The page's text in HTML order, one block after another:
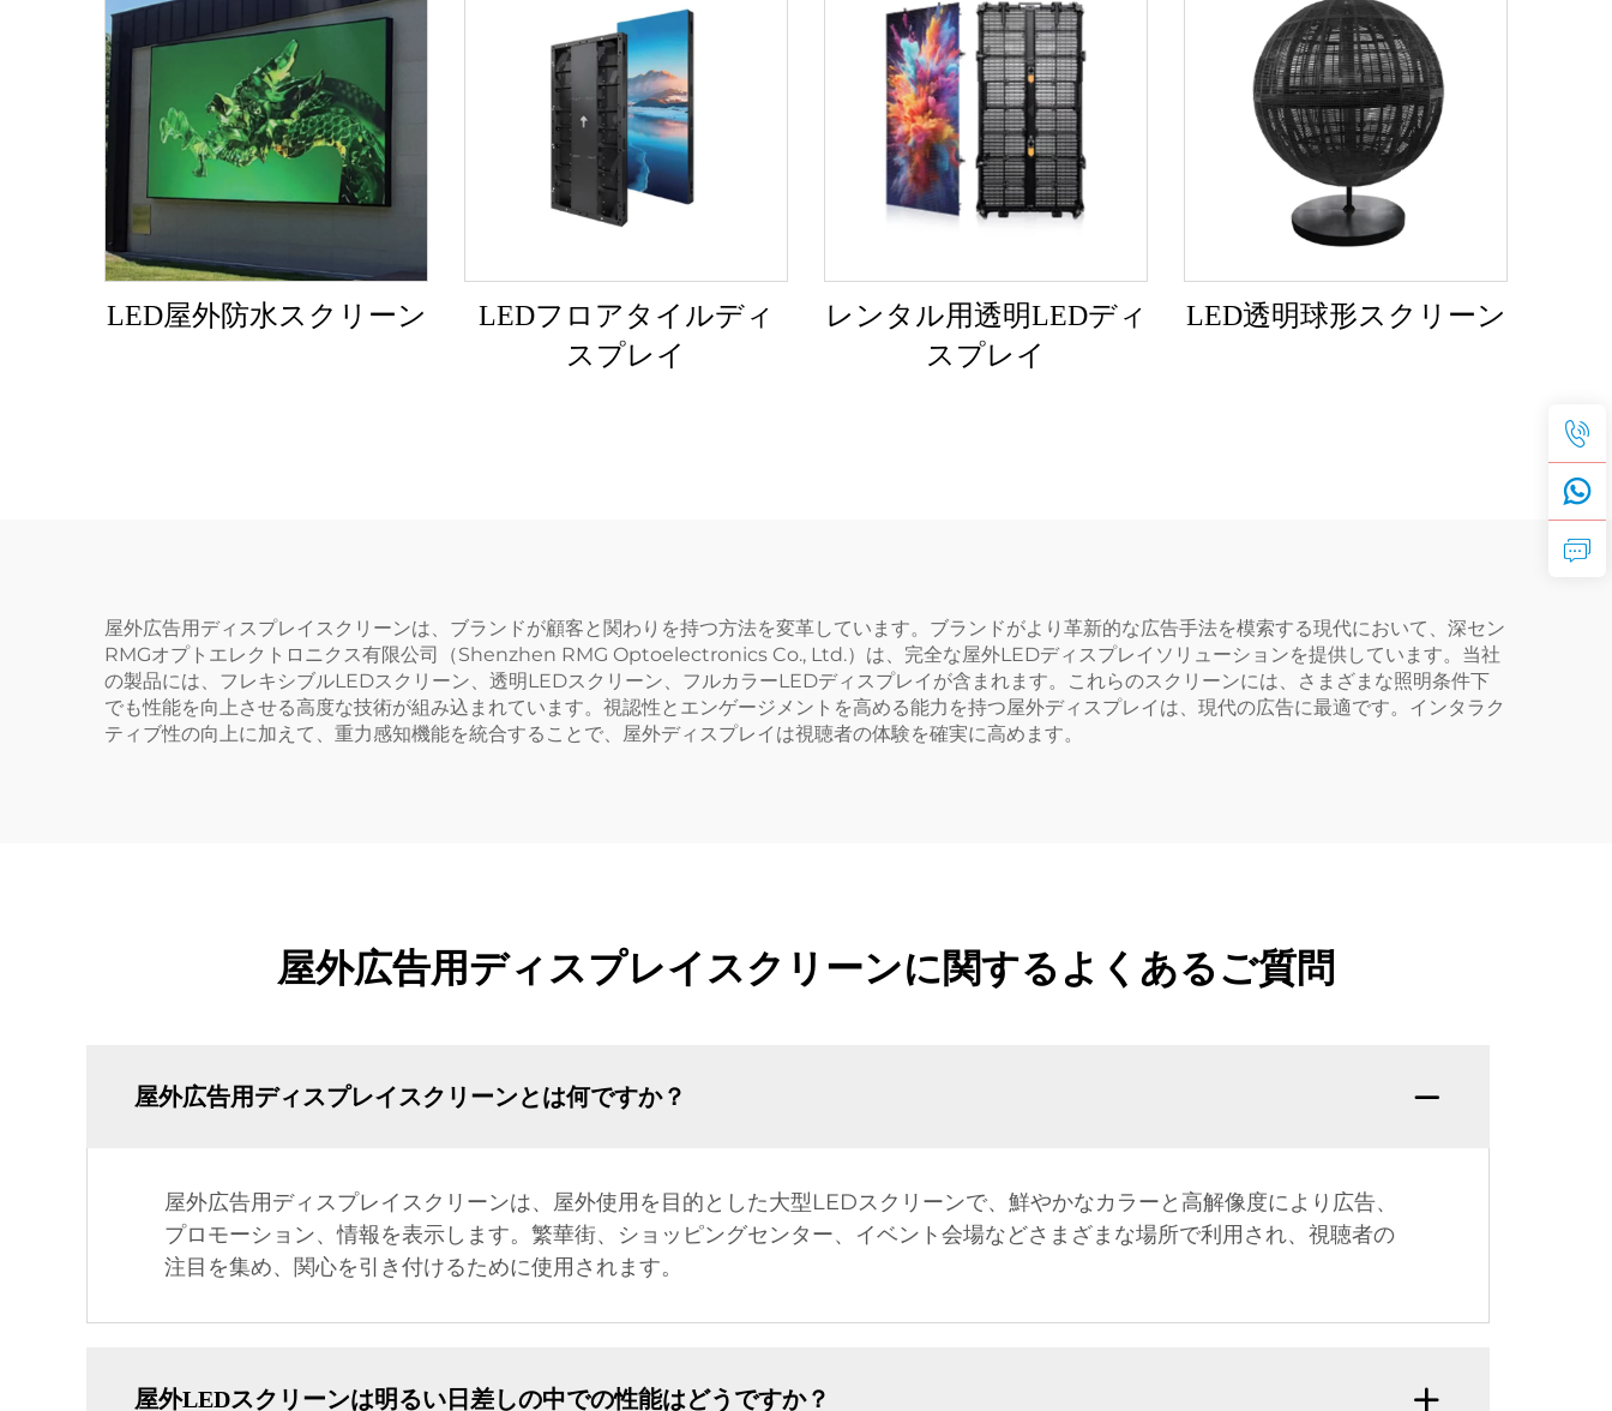
LED屋外防水スクリーン
LEDフロアタイルディ
スプレイ
レンタル用透明LEDディ
スプレイ
LED透明球形スクリーン
屋外広告用ディスプレイスクリーンは、ブランドが顧客と関わりを持つ方法を変革しています。ブランドがより革新的な広告手法を模索する現代において、深セン
RMGオプトエレクトロニクス有限公司（Shenzhen RMG Optoelectronics Co., Ltd.）は、完全な屋外LEDディスプレイソリューションを提供しています。当社
の製品には、フレキシブルLEDスクリーン、透明LEDスクリーン、フルカラーLEDディスプレイが含まれます。これらのスクリーンには、さまざまな照明条件下
でも性能を向上させる高度な技術が組み込まれています。視認性とエンゲージメントを高める能力を持つ屋外ディスプレイは、現代の広告に最適です。インタラク
ティブ性の向上に加えて、重力感知機能を統合することで、屋外ディスプレイは視聴者の体験を確実に高めます。
屋外広告用ディスプレイスクリーンに関するよくあるご質問
屋外広告用ディスプレイスクリーンとは何ですか？
屋外広告用ディスプレイスクリーンは、屋外使用を目的とした大型LEDスクリーンで、鮮やかなカラーと高解像度により広告、
プロモーション、情報を表示します。繁華街、ショッピングセンター、イベント会場などさまざまな場所で利用され、視聴者の
注目を集め、関心を引き付けるために使用されます。
屋外LEDスクリーンは明るい日差しの中での性能はどうですか？